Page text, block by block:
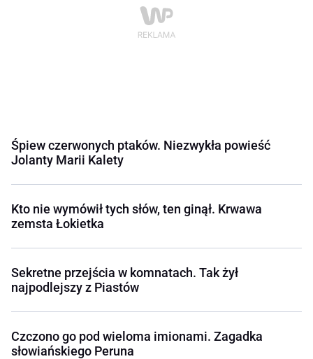
Śpiew czerwonych ptaków. Niezwykła powieść
Jolanty Marii Kalety
Kto nie wymówił tych słów, ten ginął. Krwawa
zemsta Łokietka
Sekretne przejścia w komnatach. Tak żył
najpodlejszy z Piastów
Czczono go pod wieloma imionami. Zagadka
słowiańskiego Peruna